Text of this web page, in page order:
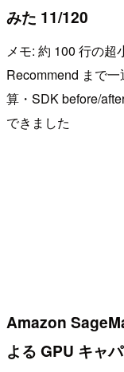
みた 11/120
メモ: 約 100 行の
Recommend まで
算・SDK before/
できました
Amazon
よる GPU キャ